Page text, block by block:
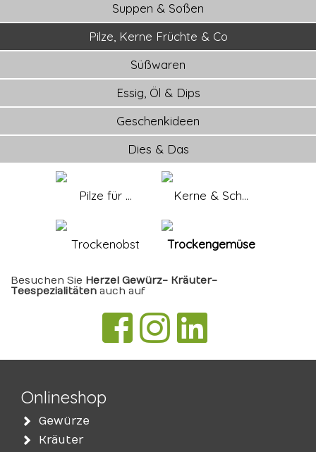
Suppen & Soßen
Pilze, Kerne Früchte & Co
Süßwaren
Essig, Öl & Dips
Geschenkideen
Dies & Das
Pilze für ... Kerne & Sch...
Trockenobst Trockengemüse
Besuchen Sie Herzel Gewürz- Kräuter-
Teespezialitäten auch auf
Onlineshop
Gewürze
Kräuter